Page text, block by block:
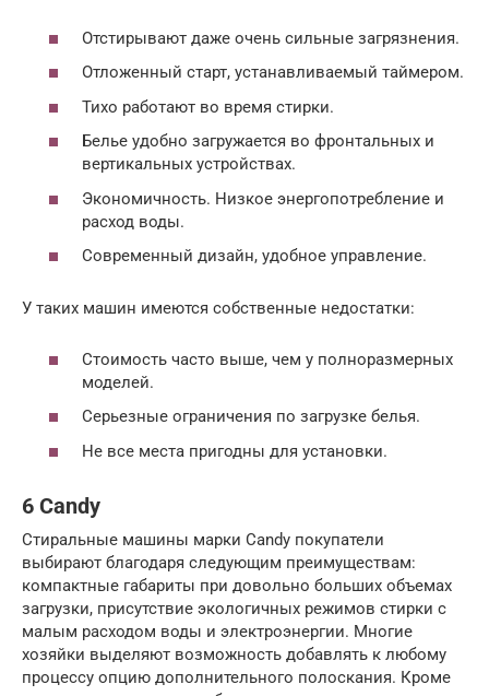
Отстирывают даже очень сильные загрязнения.
Отложенный старт, устанавливаемый таймером.
Тихо работают во время стирки.
Белье удобно загружается во фронтальных и
вертикальных устройствах.
Экономичность. Низкое энергопотребление и
расход воды.
Современный дизайн, удобное управление.
У таких машин имеются собственные недостатки:
Стоимость часто выше, чем у полноразмерных
моделей.
Серьезные ограничения по загрузке белья.
Не все места пригодны для установки.
6 Candy
Стиральные машины марки Candy покупатели
выбирают благодаря следующим преимуществам:
компактные габариты при довольно больших объемах
загрузки, присутствие экологичных режимов стирки с
малым расходом воды и электроэнергии. Многие
хозяйки выделяют возможность добавлять к любому
процессу опцию дополнительного полоскания. Кроме